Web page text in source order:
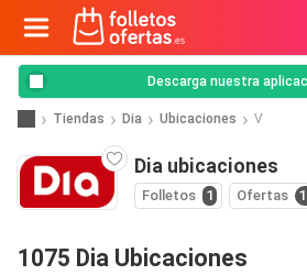
Descarga nuestra
Tiendas Dia Ubicaciones V
Dia ubicaciones
Folletos 1 Ofertas
1075 Dia Ubicaciones